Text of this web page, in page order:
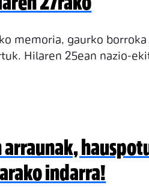
27rako
memoria, gaurko
Hilaren 25ean nazio-
indarra!